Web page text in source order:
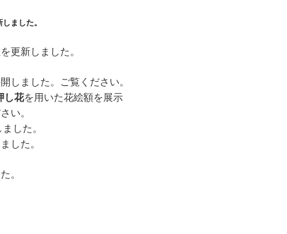
ました。
更新しました。
しました。ご覧ください。
し花を用いた花絵額を展示
い。
した。
した。
。